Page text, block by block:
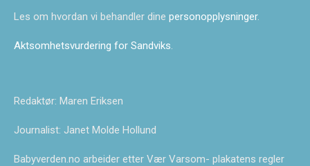
Les om hvordan vi behandler dine personopplysninger.
Aktsomhetsvurdering for Sandviks
Redaktør: Maren Eriksen
Journalist: Janet Molde Hollund
Babyverden.no arbeider etter Vær Varsom- plakatens regler